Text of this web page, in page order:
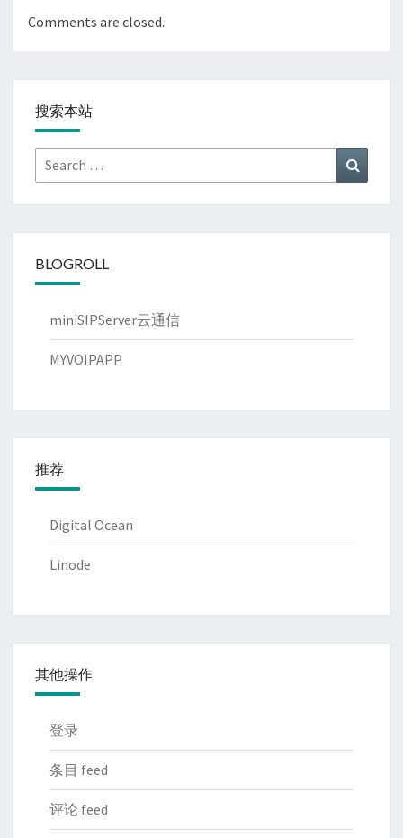
Comments are closed.
搜索本站
Search
for:
BLOGROLL
miniSIPServer云通信
MYVOIPAPP
推荐
Digital Ocean
Linode
其他操作
登录
条目 feed
评论 feed